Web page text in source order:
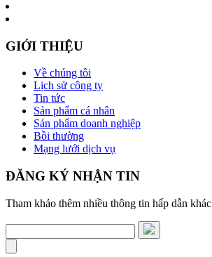
GIỚI THIỆU
Về chúng tôi
Lịch sử công ty
Tin tức
Sản phẩm cá nhân
Sản phẩm doanh nghiệp
Bồi thường
Mạng lưới dịch vụ
ĐĂNG KÝ NHẬN TIN
Tham khảo thêm nhiều thông tin hấp dẫn khác